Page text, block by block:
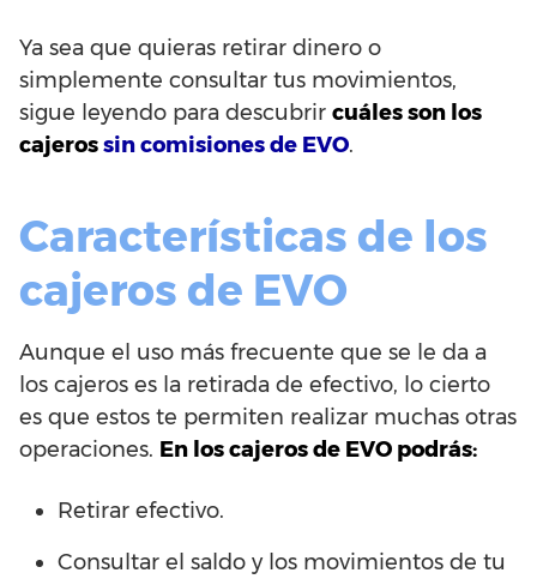
Ya sea que quieras retirar dinero o
simplemente consultar tus movimientos,
sigue leyendo para descubrir cuáles son los
cajerossin comisiones de EVO.
Características de los
cajeros de EVO
Aunque el uso más frecuente que se le da a
los cajeros es la retirada de efectivo, lo cierto
es que estos te permiten realizar muchas otras
operaciones. En los cajeros de EVO podrás:
Retirar efectivo.
Consultar el saldo y los movimientos de tu